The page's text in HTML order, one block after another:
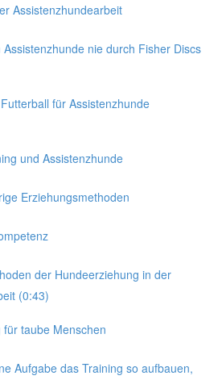
Assistenzhundearbeit
nie durch Fisher Discs
für Assistenzhunde
und Assistenzhunde
Erziehungsmethoden
der Hundeerziehung in der
(0:43)
taube Menschen
Aufgabe das Training so aufbauen,